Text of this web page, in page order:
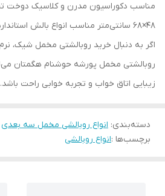
مناسب دکوراسیون مدرن و کلاسیک دوخت
48×68 سانتی‌متر مناسب انواع بالش استاندارد
اگر به دنبال خرید روبالشتی مخمل شیک،
روبالشتی مخمل پورشه حوشنام هگمتان
زیبایی اتاق خواب و تجربه خوابی راحت باشد.
دسته‌بندی: انواع روبالشی مخمل سه بعدی
برچسب‌ها :انواع روبالشی